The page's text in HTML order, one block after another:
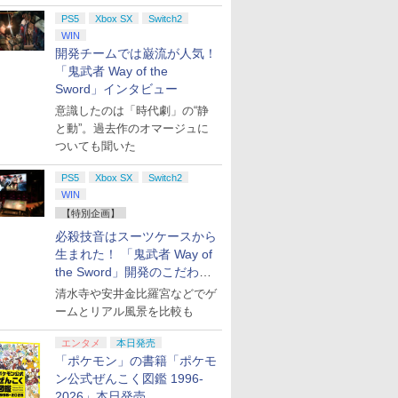
PS5 Xbox SX
Switch2
WIN
開発チームでは巌流が人気！
「鬼武者 Way of the
Sword」インタビュー
意識したのは「時代劇」の“静
と動”。過去作のオマージュに
ついても聞いた
PS5 Xbox SX
Switch2
WIN
【特別企画】
必殺技音はスーツケースから
生まれた！ 「鬼武者 Way of
the Sword」開発のこだわり
を目撃！
清水寺や安井金比羅宮などでゲ
ームとリアル風景を比較も
エンタメ 本日発売
「ポケモン」の書籍「ポケモ
ン公式ぜんこく図鑑 1996-